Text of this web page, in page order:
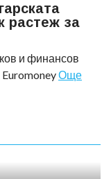
растеж за
и финансов
Още